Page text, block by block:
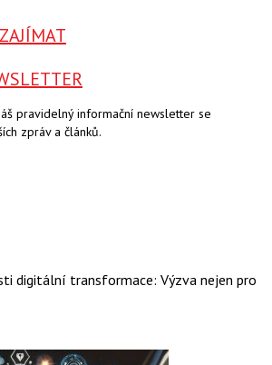
pravidelný informační newsletter se
zpráv a článků.
digitální transformace: Výzva nejen pro